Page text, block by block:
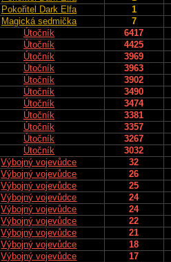
Pokořitel Dark Elfa
1
Magická sedmička
7
Útočník
6417
Útočník
4425
Útočník
3969
Útočník
3963
Útočník
3902
Útočník
3490
Útočník
3474
Útočník
3381
Útočník
3357
Útočník
3267
Útočník
3032
Výbojný vojevůdce
32
Výbojný vojevůdce
26
Výbojný vojevůdce
25
Výbojný vojevůdce
24
Výbojný vojevůdce
24
Výbojný vojevůdce
22
Výbojný vojevůdce
21
Výbojný vojevůdce
18
Výbojný vojevůdce
17